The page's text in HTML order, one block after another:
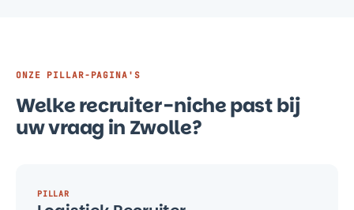
ONZE PILLAR-PAGINA'S
Welke recruiter-niche past bij
uw vraag in Zwolle?
PILLAR